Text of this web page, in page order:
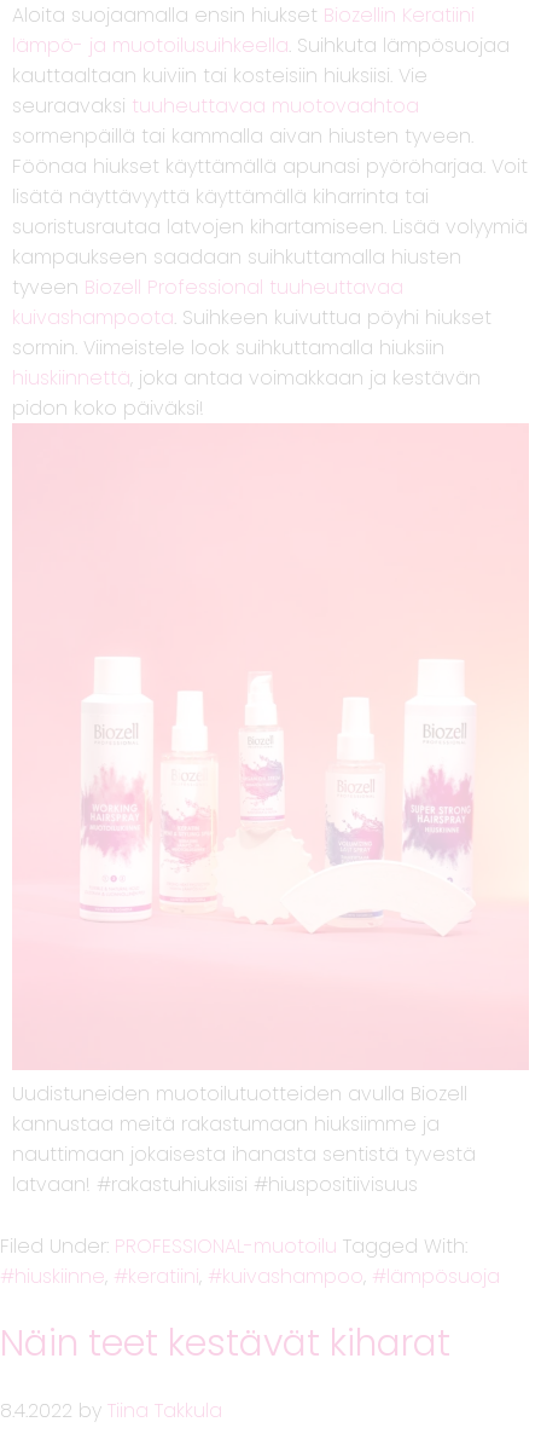
Aloita suojaamalla ensin hiukset Biozellin Keratiini
lämpö- ja muotoilusuihkeella. Suihkuta lämpösuojaa
kauttaaltaan kuiviin tai kosteisiin hiuksiisi. Vie
seuraavaksi tuuheuttavaa muotovaahtoa
sormenpäillä tai kammalla aivan hiusten tyveen.
Föönaa hiukset käyttämällä apunasi pyöröharjaa. Voit
lisätä näyttävyyttä käyttämällä kiharrinta tai
suoristusrautaa latvojen kihartamiseen. Lisää volyymiä
kampaukseen saadaan suihkuttamalla hiusten
tyveen Biozell Professional tuuheuttavaa
kuivashampoota. Suihkeen kuivuttua pöyhi hiukset
sormin. Viimeistele look suihkuttamalla hiuksiin
hiuskiinnettä, joka antaa voimakkaan ja kestävän
pidon koko päiväksi!
Uudistuneiden muotoilutuotteiden avulla Biozell
kannustaa meitä rakastumaan hiuksiimme ja
nauttimaan jokaisesta ihanasta sentistä tyvestä
latvaan! #rakastuhiuksiisi #hiuspositiivisuus
Filed Under: PROFESSIONAL-muotoilu Tagged With:
hiuskiinne, keratiini, kuivashampoo, lämpösuoja
Näin teet kestävät kiharat
8.4.2022 by Tiina Takkula